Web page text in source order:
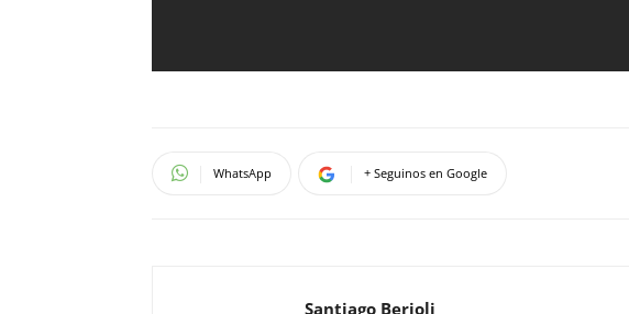
WhatsApp + Seguinos en Google
Santiago Berioli